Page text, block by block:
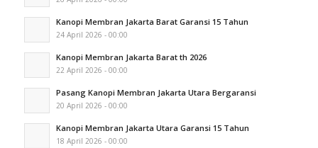
Kanopi Membran Jakarta Barat Garansi 15 Tahun
24 April 2026 - 00:00
Kanopi Membran Jakarta Barat th 2026
22 April 2026 - 00:00
Pasang Kanopi Membran Jakarta Utara Bergaransi
20 April 2026 - 00:00
Kanopi Membran Jakarta Utara Garansi 15 Tahun
18 April 2026 - 00:00